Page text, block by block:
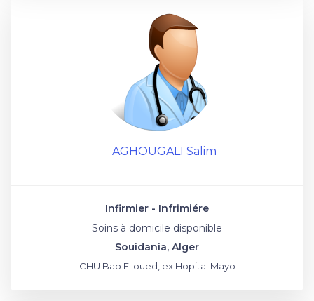
AGHOUGALI Salim
Infirmier - Infrimiére
Soins à domicile disponible
Souidania, Alger
CHU Bab El oued, ex Hopital Mayo